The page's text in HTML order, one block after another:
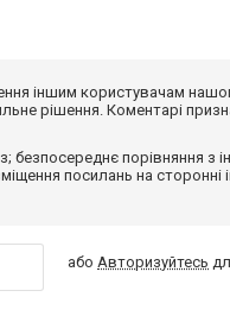
іншим користувачам
рішення. Коментарі
безпосереднє порівняння з
посилань на
абоАвторизуйтесь